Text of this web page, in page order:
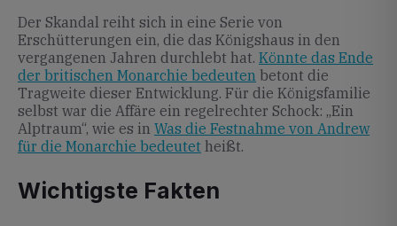
Der Skandal reiht sich in eine Serie von
Erschütterungen ein, die das Königshaus in den
vergangenen Jahren durchlebt hat. Könnte das Ende
der britischen Monarchie bedeuten betont die
Tragweite dieser Entwicklung. Für die Königsfamilie
selbst war die Affäre ein regelrechter Schock: „Ein
Alptraum“, wie es in Was die Festnahme von Andrew
für die Monarchie bedeutet heißt.
Wichtigste Fakten